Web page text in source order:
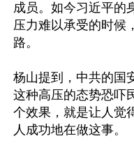
成员。如今习近平的
压力难以承受的时候
路。
杨山提到，中共的国
这种高压的态势恐吓
个效果，就是让人觉
人成功地在做这事。